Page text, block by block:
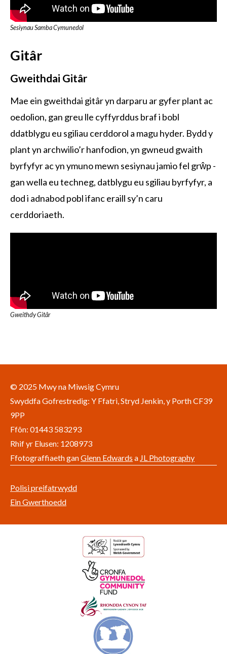
Sesiynau Samba Cymunedol
Gitâr
Gweithdai Gitâr
Mae ein gweithdai gitâr yn darparu ar gyfer plant ac
oedolion, gan greu lle cyffyrddus braf i bobl
ddatblygu eu sgiliau cerddorol a magu hyder. Bydd y
plant yn archwilio’r hanfodion, yn gwneud gwaith
byrfyfyr ac yn ymuno mewn sesiynau jamio fel grŵp -
gan wella eu techneg, datblygu eu sgiliau byrfyfyr, a
dod i adnabod pobl ifanc eraill sy’n caru
cerddoriaeth.
Gweithdy Gitâr
© 2025 Mwy na Miwsig Cymru
Swyddfa Gofrestredig: Y Ffatri, Stryd Jenkin, y Porth CF39
9PP
Ffôn: 01443 583293
Rhif yr Elusen: 1208973
Ffotograffiaeth ganGlenn Edwards a JL Photography
Polisi preifatrwydd
Ein Gwerthoedd